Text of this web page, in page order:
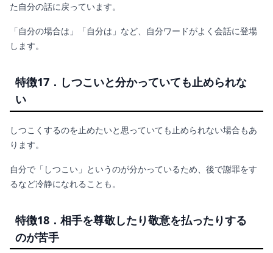
た自分の話に戻っています。
「自分の場合は」「自分は」など、自分ワードがよく会話に登場
します。
特徴17．しつこいと分かっていても止められな
い
しつこくするのを止めたいと思っていても止められない場合もあ
ります。
自分で「しつこい」というのが分かっているため、後で謝罪をす
るなど冷静になれることも。
特徴18．相手を尊敬したり敬意を払ったりする
のが苦手